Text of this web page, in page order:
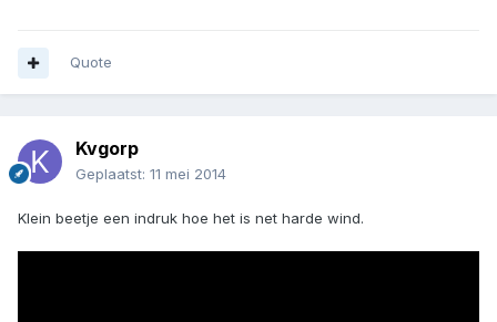
Quote
Kvgorp
Geplaatst: 11 mei 2014
Klein beetje een indruk hoe het is net harde wind.